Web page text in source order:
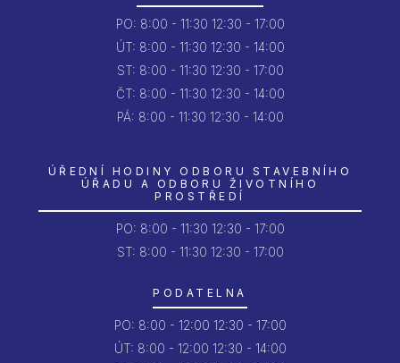
PO: 8:00 - 11:30 12:30 - 17:00
ÚT: 8:00 - 11:30 12:30 - 14:00
ST: 8:00 - 11:30 12:30 - 17:00
ČT: 8:00 - 11:30 12:30 - 14:00
PÁ: 8:00 - 11:30 12:30 - 14:00
ÚŘEDNÍ HODINY ODBORU STAVEBNÍHO
ÚŘADU A ODBORU ŽIVOTNÍHO
PROSTŘEDÍ
PO: 8:00 - 11:30 12:30 - 17:00
ST: 8:00 - 11:30 12:30 - 17:00
PODATELNA
PO: 8:00 - 12:00 12:30 - 17:00
ÚT: 8:00 - 12:00 12:30 - 14:00